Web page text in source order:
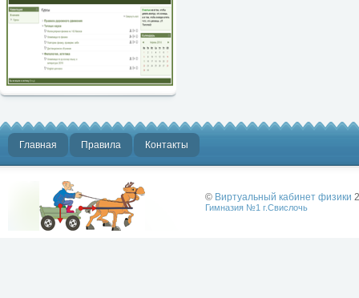
Главная Правила Контакты
© Виртуальный кабинет физики
Гимназия №1 г.Свислочь